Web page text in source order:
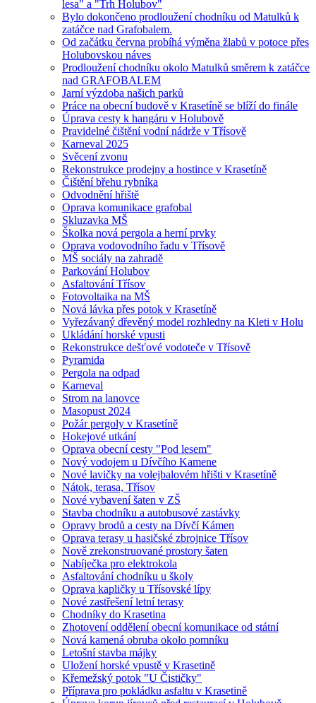
lesa" a "Trh Holubov"
Bylo dokončeno prodloužení chodníku od Matulků k
zatáčce nad Grafobalem.
Od začátku června probíhá výměna žlabů v potoce přes
Holubovskou náves
Prodloužení chodníku okolo Matulků směrem k zatáčce
nad GRAFOBALEM
Jarní výzdoba našich parků
Práce na obecní budově v Krasetíně se blíží do finále
Úprava cesty k hangáru v Holubově
Pravidelné čištění vodní nádrže v Třísově
Karneval 2025
Svěcení zvonu
Rekonstrukce prodejny a hostince v Krasetíně
Čištění břehu rybníka
Odvodnění hřiště
Oprava komunikace grafobal
Skluzavka MŠ
Školka nová pergola a herní prvky
Oprava vodovodního řadu v Třísově
MŠ sociály na zahradě
Parkování Holubov
Asfaltování Třísov
Fotovoltaika na MŠ
Nová lávka přes potok v Krasetíně
Vyřezávaný dřevěný model rozhledny na Kleti v Holu
Ukládání horské vpusti
Rekonstrukce dešťové vodoteče v Třísově
Pyramida
Pergola na odpad
Karneval
Strom na lanovce
Masopust 2024
Požár pergoly v Krasetíně
Hokejové utkání
Oprava obecní cesty "Pod lesem"
Nový vodojem u Dívčího Kamene
Nové lavičky na volejbalovém hřišti v Krasetíně
Nátok, terasa, Třísov
Nové vybavení šaten v ZŠ
Stavba chodníku a autobusové zastávky
Opravy brodů a cesty na Dívčí Kámen
Oprava terasy u hasičské zbrojnice Třísov
Nově zrekonstruované prostory šaten
Nabíječka pro elektrokola
Asfaltování chodníku u školy
Oprava kapličky u Třísovské lípy
Nové zastřešení letní terasy
Chodníky do Krasetina
Zhotovení oddělení obecní komunikace od státní
Nová kamená obruba okolo pomníku
Letošní stavba májky
Uložení horské vpustě v Krasetině
Křemežský potok "U Čističky"
Příprava pro pokládku asfaltu v Krasetině